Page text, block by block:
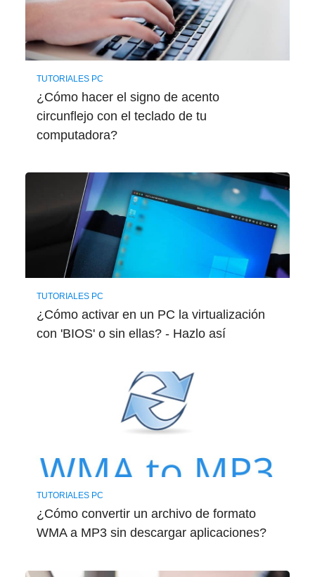
TUTORIALES PC
¿Cómo hacer el signo de acento
circunflejo con el teclado de tu
computadora?
TUTORIALES PC
¿Cómo activar en un PC la virtualización
con 'BIOS' o sin ellas? - Hazlo así
TUTORIALES PC
¿Cómo convertir un archivo de formato
WMA a MP3 sin descargar aplicaciones?